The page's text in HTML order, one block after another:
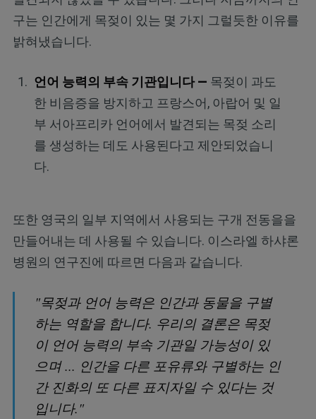
구는 인간에게 목젖이 있는 몇 가지 그럴듯한 이유를
밝혀냈습니다.
언어 능력의 부속 기관입니다 — 목젖이 과도
한 비음증을 방지하고 프랑스어, 아랍어 및 일
부 서아프리카 언어에서 발견되는 목젖 소리
를 생성하는 데도 사용된다고 제안되었습니
다.
또한 영국의 일부 지역에서 사용되는 구개 전동을을
만들어내는 데 사용될 수 있습니다. 이스라엘 하샤론
병원의 연구진에 따르면 다음과 같습니다.
"목젖과 언어 능력은 인간과 동물을 구별
하는 역할을 합니다. 우리의 결론은 목젖
이 언어 능력의 부속 기관일 가능성이 있
으며 ... 인간을 다른 포유류와 구별하는 인
간 진화의 또 다른 표지자일 수 있다는 것
입니다."